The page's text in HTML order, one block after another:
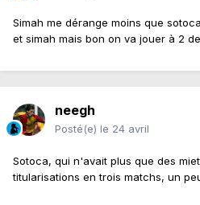
Simah me dérange moins que
et simah mais bon on va jouer à 2
neegh
Posté(e) le 24 avril
Sotoca, qui n'avait plus que des
titularisations en trois matchs, un